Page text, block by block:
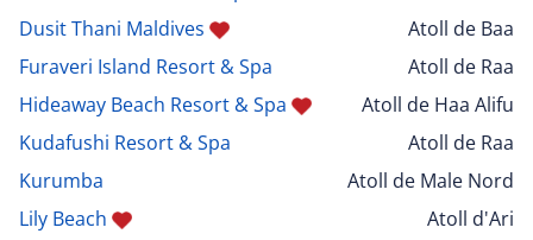
Dusit Thani Maldives
Atoll de Baa
Furaveri Island Resort & Spa
Atoll de Raa
Hideaway Beach Resort & Spa
Atoll de Haa Alifu
Kudafushi Resort & Spa
Atoll de Raa
Kurumba
Atoll de Male Nord
Lily Beach
Atoll d'Ari